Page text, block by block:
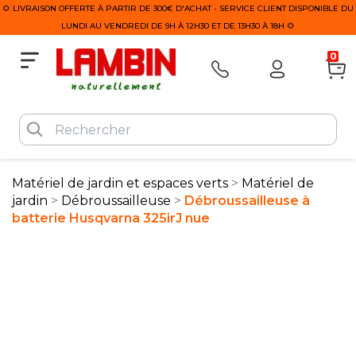
🌻 LIVRAISON OFFERTE À PARTIR DE 300€ D'ACHAT - SERVICE CLIENT DISPONIBLE DU
LUNDI AU VENDREDI DE 9H À 12H30 ET DE 13H30 À 18H 🌻
0
Matériel de jardin et espaces verts
Matériel de
jardin
Débroussailleuse
Débroussailleuse à
batterie Husqvarna 325irJ nue